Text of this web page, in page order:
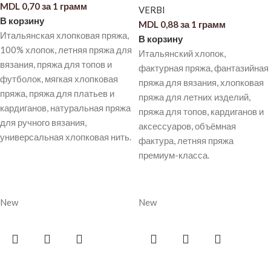
MDL 0,70за 1 грамм
В корзину
Итальянская хлопковая пряжа,
100% хлопок, летняя пряжа для
вязания, пряжа для топов и
футболок, мягкая хлопковая
пряжа, пряжа для платьев и
кардиганов, натуральная пряжа
для ручного вязания,
универсальная хлопковая нить.
VERBI
MDL 0,88за 1 грамм
В корзину
Итальянский хлопок,
фактурная пряжа, фантазийная
пряжа для вязания, хлопковая
пряжа для летних изделий,
пряжа для топов, кардиганов и
аксессуаров, объёмная
фактура, летняя пряжа
премиум-класса.
New New